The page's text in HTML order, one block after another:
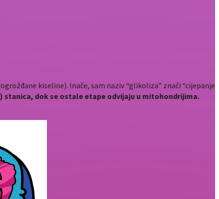
kiseline). Inače, sam naziv “glikoliza” znači “cijepanje
dok se ostale etape odvijaju u mitohondrijima.